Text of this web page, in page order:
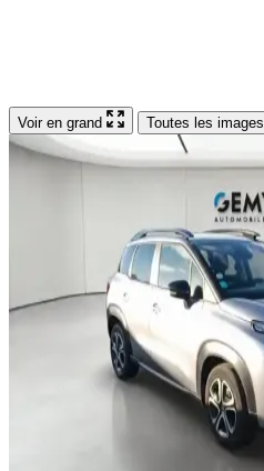
Voir en grand Toutes les images